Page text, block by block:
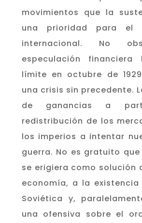
movimientos que la
una prioridad para el
internacional. No
especulación
límite en octubre de
una crisis sin precedente.
de ganancias a
redistribución de los
los imperios a intentar
guerra. No es gratuito
se erigiera como solución
economía, a la existencia
Soviética y,
una ofensiva sobre el